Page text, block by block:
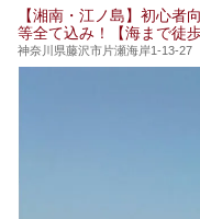
今回は日帰
（以下、龍
蛸川温泉 龍
りお伝えし
ここは箱根
4つの神社
提供元：株
この記事は
【湘南・江ノ島】初心者
等全て込み！【海まで徒歩
神奈川県藤沢市片瀬海岸1-13-27